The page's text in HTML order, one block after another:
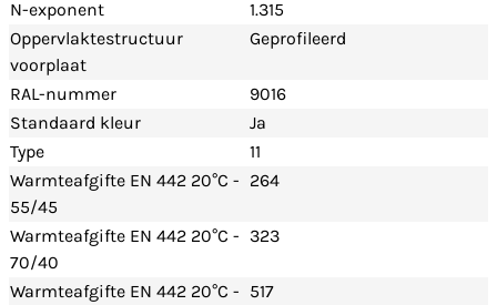
N-exponent
1.315
Oppervlaktestructuur
voorplaat
Geprofileerd
RAL-nummer
9016
Standaard kleur
Ja
Type
11
Warmteafgifte EN 442 20°C -
55/45
264
Warmteafgifte EN 442 20°C -
70/40
323
Warmteafgifte EN 442 20°C - 517